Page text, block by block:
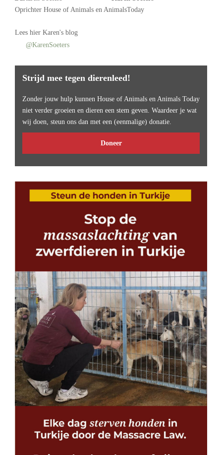
Oprichter House of Animals en AnimalsToday
Lees hier Karen's blog
@KarenSoeters
Strijd mee tegen dierenleed!
Zonder jouw hulp kunnen House of Animals en Animals Today
niet verder groeien en dieren een stem geven. Waardeer je wat
wij doen, steun ons dan met een (eenmalige) donatie.
Doneer